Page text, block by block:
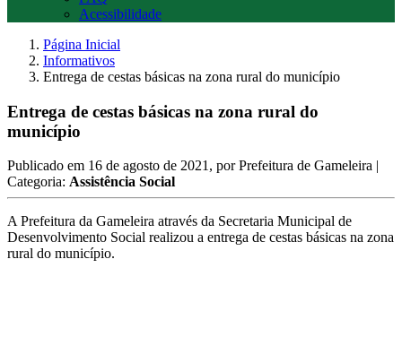
Acessibilidade
Página Inicial
Informativos
Entrega de cestas básicas na zona rural do município
Entrega de cestas básicas na zona rural do
município
Publicado em 16 de agosto de 2021, porPrefeitura de Gameleira |
Categoria: Assistência Social
A Prefeitura da Gameleira através da Secretaria Municipal de
Desenvolvimento Social realizou a entrega de cestas básicas na zona
rural do município.